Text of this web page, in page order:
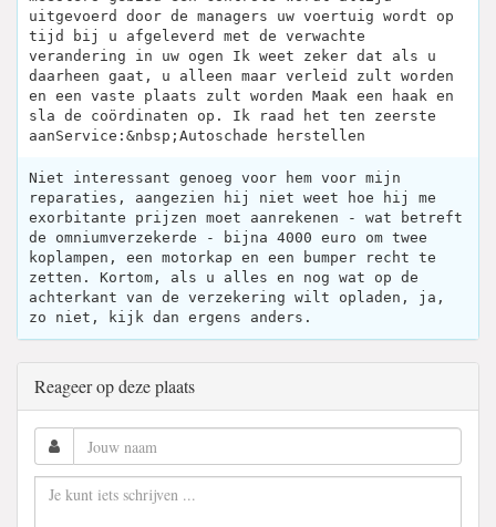
uitgevoerd door de managers uw voertuig wordt op
tijd bij u afgeleverd met de verwachte
verandering in uw ogen Ik weet zeker dat als u
daarheen gaat, u alleen maar verleid zult worden
en een vaste plaats zult worden Maak een haak en
sla de coördinaten op. Ik raad het ten zeerste
aanService:&nbsp;Autoschade herstellen
Niet interessant genoeg voor hem voor mijn
reparaties, aangezien hij niet weet hoe hij me
exorbitante prijzen moet aanrekenen - wat betreft
de omniumverzekerde - bijna 4000 euro om twee
koplampen, een motorkap en een bumper recht te
zetten. Kortom, als u alles en nog wat op de
achterkant van de verzekering wilt opladen, ja,
zo niet, kijk dan ergens anders.
Reageer op deze plaats